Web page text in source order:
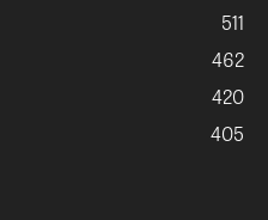
511
462
420
405